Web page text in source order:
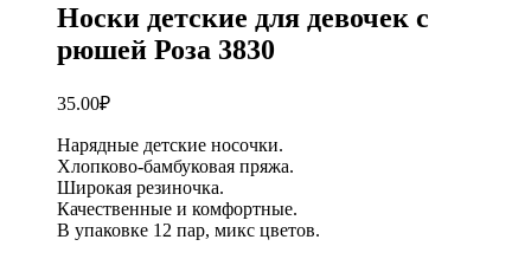
Носки детские для девочек с
рюшей Роза 3830
35.00₽
Нарядные детские носочки.
Хлопково-бамбуковая пряжа.
Широкая резиночка.
Качественные и комфортные.
В упаковке 12 пар, микс цветов.